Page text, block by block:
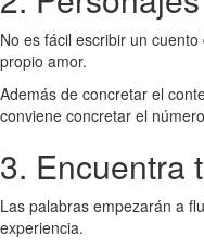
No es fácil escribir un
propio amor.
Además de concretar el
conviene concretar el
3. Encuentra
Las palabras empezarán a
experiencia.